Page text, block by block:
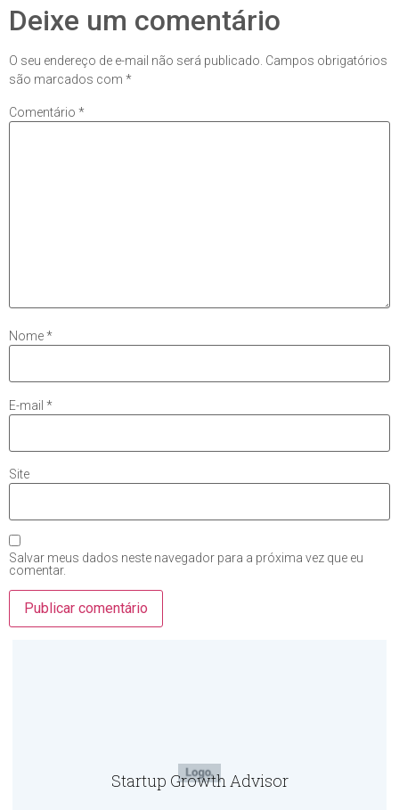
Deixe um comentário
O seu endereço de e-mail não será publicado. Campos obrigatórios
são marcados com *
Comentário *
Nome*
E-mail *
Site
Salvar meus dados neste navegador para a próxima vez que eu
comentar.
Startup Growth Advisor